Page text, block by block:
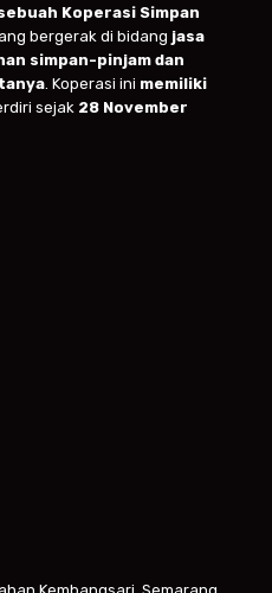
Koperasi Simpan
bergerak di bidang jasa
simpan-pinjam dan
. Koperasi ini memiliki
sejak 28 November